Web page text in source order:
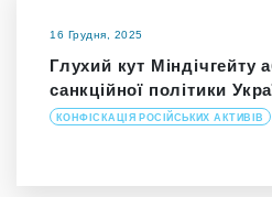
16 Грудня, 2025
Глухий кут Міндічгейту
санкційної політики
КОНФІСКАЦІЯ РОСІЙСЬКИХ АКТИВІВ